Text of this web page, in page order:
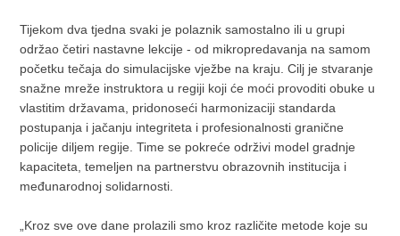
Tijekom dva tjedna svaki je polaznik samostalno ili u grupi
održao četiri nastavne lekcije - od mikropredavanja na samom
početku tečaja do simulacijske vježbe na kraju. Cilj je stvaranje
snažne mreže instruktora u regiji koji će moći provoditi obuke u
vlastitim državama, pridonoseći harmonizaciji standarda
postupanja i jačanju integriteta i profesionalnosti granične
policije diljem regije. Time se pokreće održivi model gradnje
kapaciteta, temeljen na partnerstvu obrazovnih institucija i
međunarodnoj solidarnosti.
„Kroz sve ove dane prolazili smo kroz različite metode koje su